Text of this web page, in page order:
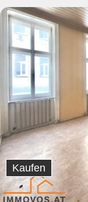
Kaufen